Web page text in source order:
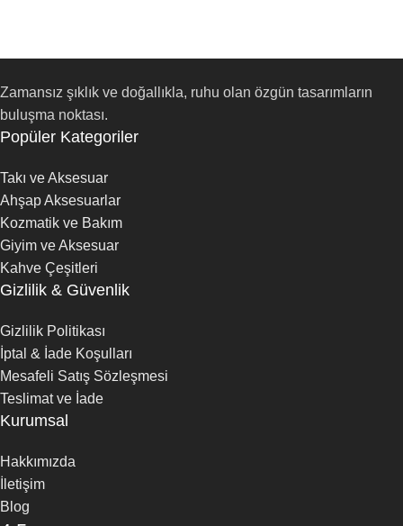
Zamansız şıklık ve doğallıkla, ruhu olan özgün tasarımların
buluşma noktası.
Popüler Kategoriler
Takı ve Aksesuar
Ahşap Aksesuarlar
Kozmatik ve Bakım
Giyim ve Aksesuar
Kahve Çeşitleri
Gizlilik & Güvenlik
Gizlilik Politikası
İptal & İade Koşulları
Mesafeli Satış Sözleşmesi
Teslimat ve İade
Kurumsal
Hakkımızda
İletişim
Blog